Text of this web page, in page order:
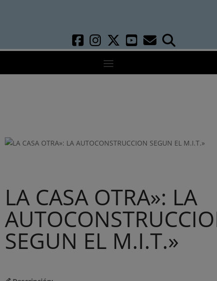
LA CASA OTRA»: LA
SEGUN EL M.I.T.»